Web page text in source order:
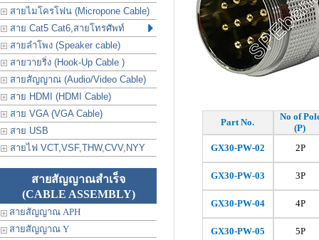
สายไมโครโฟน (Micropone Cable)
สาย Cat5 Cat6,สายโทรศัพท์
สายลำโพง (Speaker cable)
สายวายริ่ง (Hook-Up Cable )
สายสัญญาณ (Audio/Video Cable)
สาย HDMI (HDMI Cable)
สาย VGA (VGA Cable)
สาย USB
สายไฟ VCT,VSF,THW,CVV,NYY
สายสัญญาณสำเร็จ
(CABLE ASSEMBLY)
สายสัญญาณ APH
สายสัญญาณ Y
Part No.
No of
(P)
GX30-PW-02
2P
GX30-PW-03 3P
GX30-PW-04 4P
GX30-PW-05 5P